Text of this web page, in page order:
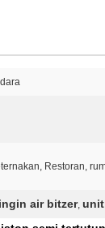
Restoran,
air bitzer, unit